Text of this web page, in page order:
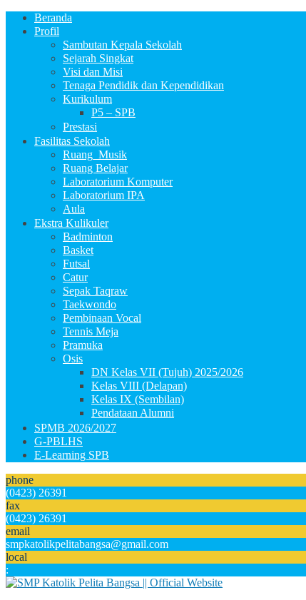
Beranda
Profil
Sambutan Kepala Sekolah
Sejarah Singkat
Visi dan Misi
Tenaga Pendidik dan Kependidikan
Kurikulum
P5 – SPB
Prestasi
Fasilitas Sekolah
Ruang_Musik
Ruang Belajar
Laboratorium Komputer
Laboratorium IPA
Aula
Ekstra Kulikuler
Badminton
Basket
Futsal
Catur
Sepak Taqraw
Taekwondo
Pembinaan Vocal
Tennis Meja
Pramuka
Osis
DN Kelas VII (Tujuh) 2025/2026
Kelas VIII (Delapan)
Kelas IX (Sembilan)
Pendataan Alumni
SPMB 2026/2027
G-PBLHS
E-Learning SPB
phone
(0423) 26391
fax
(0423) 26391
email
smpkatolikpelitabangsa@gmail.com
local
: